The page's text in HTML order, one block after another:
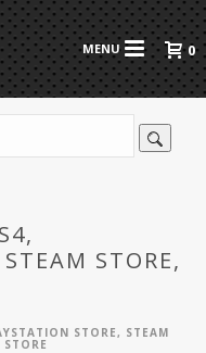
0
STORE,
STORE, STEAM